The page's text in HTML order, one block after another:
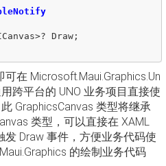
>? Draw;
在 Microsoft.Maui.Graphics.Un
跨平台的 UNO 业务项目直接使
GraphicsCanvas 类型将继承
类型，可以直接在 XAML
Draw 事件，方便业务代码使
的绘制业务代码